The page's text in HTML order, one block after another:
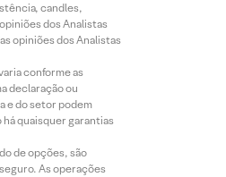
candles,
dos Analistas
opiniões dos Analistas
conforme as
declaração ou
e do setor podem
quaisquer garantias
de opções, são
As operações